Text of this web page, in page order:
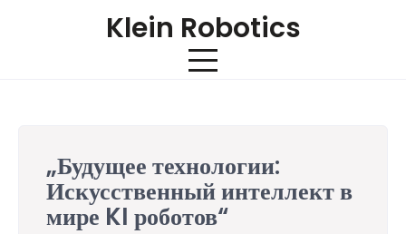
Klein Robotics
„Будущее технологии:
Искусственный интеллект в
мире KI роботов“